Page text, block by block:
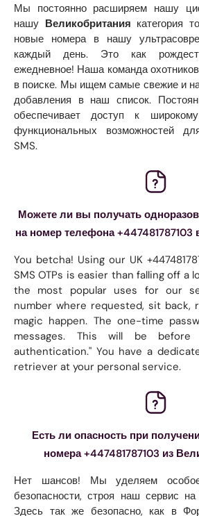
Мы постоянно расширяем нашу
нашу Великобритания категория
новые номера в нашу
каждый день. Это как
ежедневное! Наша команда
в поиске. Мы ищем самые свежие и
добавления в наш список.
обеспечивает доступ к
функциональных возможностей
SMS.
Можете ли вы получать
на номер телефона +447481787103
You betcha! Using our UK
SMS OTPs is easier than falling off a
the most popular uses for our
number where requested, sit back,
magic happen. The one-time
messages. This will be
authentication." You have a
retriever at your personal service.
Есть ли опасность при
номера +447481787103 из
Нет шансов! Мы уделяем
безопасности, строя наш сервис
Здесь так же безопасно, как в